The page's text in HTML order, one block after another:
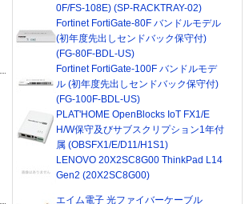
0F/FS-108E) (SP-RACKTRAY-02)
Fortinet FortiGate-80F バンドルモデル
(初年度先出しセンドバック保守付)
(FG-80F-BDL-US)
Fortinet FortiGate-100F バンドルモデ
ル (初年度先出しセンドバック保守付)
(FG-100F-BDL-US)
PLAT'HOME OpenBlocks IoT FX1/E
H/W保守及びサブスクリプション1年付
属 (OBSFX1/E/D11/H1S1)
LENOVO 20X2SC8G00 ThinkPad L14
Gen2 (20X2SC8G00)
エイム電子 光ファイバーケーブル